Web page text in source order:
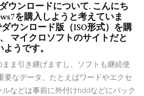
ウンロードについて. こんにち
を購入しようと考えていま
ウンロード版（ISO形式）を購
マイクロソフトのサイトだと
うです。
ま引き継げますし、ソフトも継続使
要なデータ、たとえばワードやエクセ
などは事前に外付けhddなどにバック